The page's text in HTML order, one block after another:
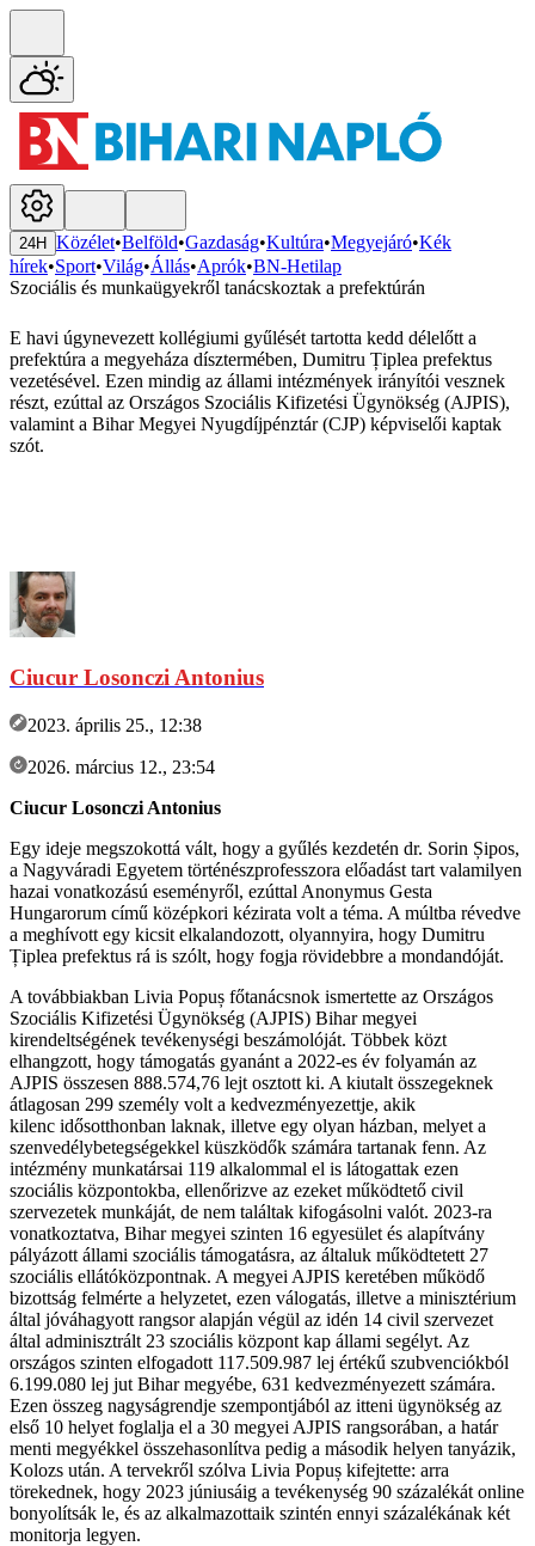
24H Közélet•Belföld•Gazdaság•Kultúra•Megyejáró•Kék
hírek•Sport•Világ•Állás•Aprók•BN-Hetilap
Szociális és munkaügyekről tanácskoztak a prefektúrán
E havi úgynevezett kollégiumi gyűlését tartotta kedd délelőtt a
prefektúra a megyeháza dísztermében, Dumitru Țiplea prefektus
vezetésével. Ezen mindig az állami intézmények irányítói vesznek
részt, ezúttal az Országos Szociális Kifizetési Ügynökség (AJPIS),
valamint a Bihar Megyei Nyugdíjpénztár (CJP) képviselői kaptak
szót.
Ciucur Losonczi Antonius
2023. április 25., 12:38
2026. március 12., 23:54
Ciucur Losonczi Antonius
Egy ideje megszokottá vált, hogy a gyűlés kezdetén dr. Sorin Șipos,
a Nagyváradi Egyetem történészprofesszora előadást tart valamilyen
hazai vonatkozású eseményről, ezúttal Anonymus Gesta
Hungarorum című középkori kézirata volt a téma. A múltba révedve
a meghívott egy kicsit elkalandozott, olyannyira, hogy Dumitru
Țiplea prefektus rá is szólt, hogy fogja rövidebbre a mondandóját.
A továbbiakban Livia Popuș főtanácsnok ismertette az Országos
Szociális Kifizetési Ügynökség (AJPIS) Bihar megyei
kirendeltségének tevékenységi beszámolóját. Többek közt
elhangzott, hogy támogatás gyanánt a 2022-es év folyamán az
AJPIS összesen 888.574,76 lejt osztott ki. A kiutalt összegeknek
átlagosan 299 személy volt a kedvezményezettje, akik
kilenc idősotthonban laknak, illetve egy olyan házban, melyet a
szenvedélybetegségekkel küszködők számára tartanak fenn. Az
intézmény munkatársai 119 alkalommal el is látogattak ezen
szociális központokba, ellenőrizve az ezeket működtető civil
szervezetek munkáját, de nem találtak kifogásolni valót. 2023-ra
vonatkoztatva, Bihar megyei szinten 16 egyesület és alapítvány
pályázott állami szociális támogatásra, az általuk működtetett 27
szociális ellátóközpontnak. A megyei AJPIS keretében működő
bizottság felmérte a helyzetet, ezen válogatás, illetve a minisztérium
által jóváhagyott rangsor alapján végül az idén 14 civil szervezet
által adminisztrált 23 szociális központ kap állami segélyt. Az
országos szinten elfogadott 117.509.987 lej értékű szubvenciókból
6.199.080 lej jut Bihar megyébe, 631 kedvezményezett számára.
Ezen összeg nagyságrendje szempontjából az itteni ügynökség az
első 10 helyet foglalja el a 30 megyei AJPIS rangsorában, a határ
menti megyékkel összehasonlítva pedig a második helyen tanyázik,
Kolozs után. A tervekről szólva Livia Popuș kifejtette: arra
törekednek, hogy 2023 júniusáig a tevékenység 90 százalékát online
bonyolítsák le, és az alkalmazottaik szintén ennyi százalékának két
monitorja legyen.